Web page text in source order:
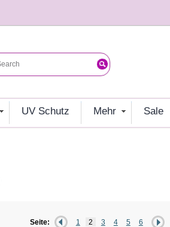
UV Schutz mehr sale
Seite: 1 2 3 4 5 6